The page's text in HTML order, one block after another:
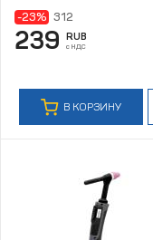
-23% 312
239 RUB
с НДС
В КОРЗИНУ